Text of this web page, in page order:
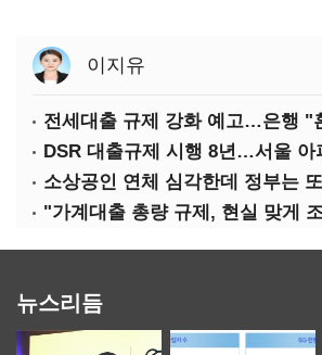
이지유
전세대출 규제 강화 예고…은행 "
DSR 대출규제 시행 8년…서울 아
소상공인 연체 심각한데 정부는
"가계대출 총량 규제, 현실 맞게
뉴스리듬